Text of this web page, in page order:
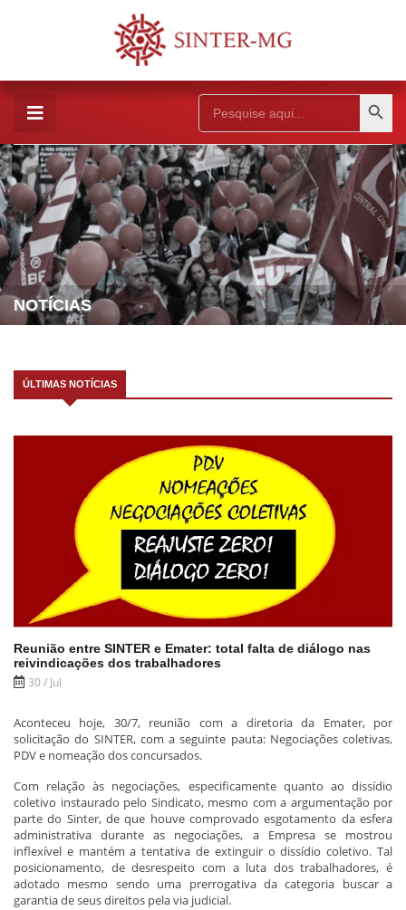
Search
for:
Search Button
NOTÍCIAS
ÚLTIMAS NOTÍCIAS
Reunião entre SINTER e Emater: total falta de diálogo nas
reivindicações dos trabalhadores
30 / Jul
Aconteceu hoje, 30/7, reunião com a diretoria da Emater, por
solicitação do SINTER, com a seguinte pauta: Negociações coletivas,
PDV e nomeação dos concursados.
Com relação às negociações, especificamente quanto ao dissídio
coletivo instaurado pelo Sindicato, mesmo com a argumentação por
parte do Sinter, de que houve comprovado esgotamento da esfera
administrativa durante as negociações, a Empresa se mostrou
inflexível e mantém a tentativa de extinguir o dissídio coletivo. Tal
posicionamento, de desrespeito com a luta dos trabalhadores, é
adotado mesmo sendo uma prerrogativa da categoria buscar a
garantia de seus direitos pela via judicial.